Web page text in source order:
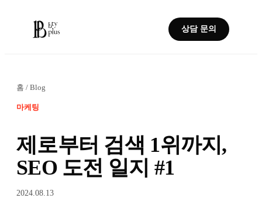
상담 문의
홈 / Blog
마케팅
제로부터 검색 1위까지,
SEO 도전 일지 #1
2024.08.13